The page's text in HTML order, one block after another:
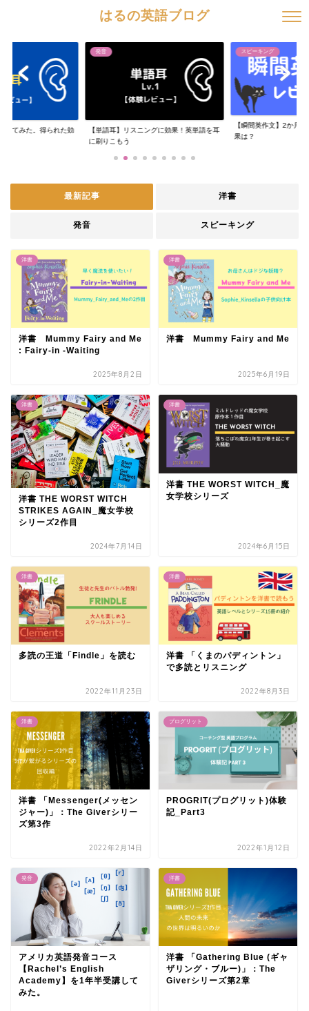
はるの英語ブログ
ってみた。得られた効
発音
【単語耳】リスニングに効果！英単語を耳
に刷りこもう
スピーキング
【瞬間英作文】2か月
果は？
最新記事 洋書
発音 スピーキング
洋書
洋書 Mummy Fairy and Me
: Fairy-in -Waiting
2025年8月2日
洋書
洋書 Mummy Fairy and Me
2025年6月19日
洋書
洋書 THE WORST WITCH
STRIKES AGAIN_魔女学校
シリーズ2作目
2024年7月14日
洋書
洋書 THE WORST WITCH_魔
女学校シリーズ
2024年6月15日
洋書
多読の王道「Findle」を読む
2022年11月23日
洋書
洋書 「くまのパディントン」
で多読とリスニング
2022年8月3日
洋書
洋書 「Messenger(メッセン
ジャー)」：The Giverシリー
ズ第3作
2022年2月14日
プログリット
PROGRIT(プログリット)体験
記_Part3
2022年1月12日
発音
アメリカ英語発音コース
【Rachel’s English
Academy】を1年半受講して
みた。
洋書
洋書 「Gathering Blue (ギャ
ザリング・ブルー)」：The
Giverシリーズ第2章